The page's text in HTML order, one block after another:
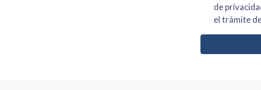
de privacidad y acepto el tratamiento de mis
el trámite